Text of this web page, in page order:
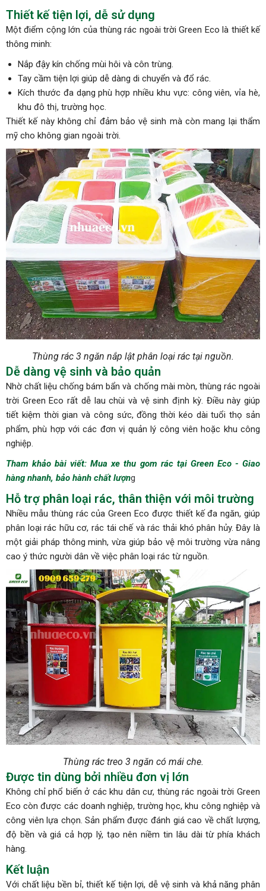
Thiết kế tiện lợi, dễ sử dụng
Một điểm cộng lớn của thùng rác ngoài trời Green Eco là thiết kế
thông minh:
Nắp đậy kín chống mùi hôi và côn trùng.
Tay cầm tiện lợi giúp dễ dàng di chuyển và đổ rác.
Kích thước đa dạng phù hợp nhiều khu vực: công viên, vỉa hè,
khu đô thị, trường học.
Thiết kế này không chỉ đảm bảo vệ sinh mà còn mang lại thẩm
mỹ cho không gian ngoài trời.
Thùng rác 3 ngăn nắp lật phân loại rác tại nguồn.
Dễ dàng vệ sinh và bảo quản
Nhờ chất liệu chống bám bẩn và chống mài mòn, thùng rác ngoài
trời Green Eco rất dễ lau chùi và vệ sinh định kỳ. Điều này giúp
tiết kiệm thời gian và công sức, đồng thời kéo dài tuổi thọ sản
phẩm, phù hợp với các đơn vị quản lý công viên hoặc khu công
nghiệp.
Tham khảo bài viết:Mua xe thu gom rác tại Green Eco - Giao
hàng nhanh, bảo hành chất lượng
Hỗ trợ phân loại rác, thân thiện với môi trường
Nhiều mẫu thùng rác của Green Eco được thiết kế đa ngăn, giúp
phân loại rác hữu cơ, rác tái chế và rác thải khó phân hủy. Đây là
một giải pháp thông minh, vừa giúp bảo vệ môi trường vừa nâng
cao ý thức người dân về việc phân loại rác từ nguồn.
Thùng rác treo 3 ngăn có mái che.
Được tin dùng bởi nhiều đơn vị lớn
Không chỉ phổ biến ở các khu dân cư, thùng rác ngoài trời Green
Eco còn được các doanh nghiệp, trường học, khu công nghiệp và
công viên lựa chọn. Sản phẩm được đánh giá cao về chất lượng,
độ bền và giá cả hợp lý, tạo nên niềm tin lâu dài từ phía khách
hàng.
Kết luận
Với chất liệu bền bỉ, thiết kế tiện lợi, dễ vệ sinh và khả năng phân